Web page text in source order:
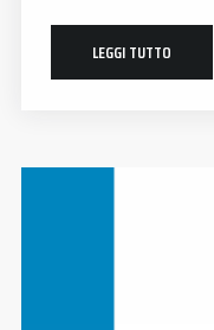
LEGGI TUTTO